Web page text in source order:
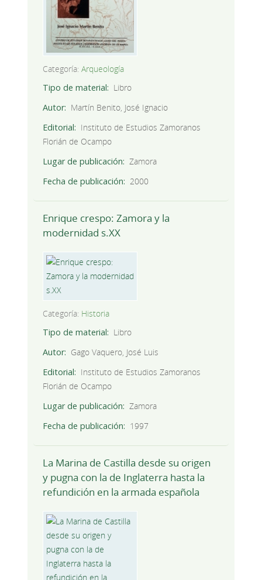
Categoría: Arqueología
Tipo de material
Libro
Autor
Martín Benito, José Ignacio
Editorial
Instituto de Estudios Zamoranos
Florián de Ocampo
Lugar de publicación
Zamora
Fecha de publicación
2000
Enrique crespo: Zamora y la
modernidad s.XX
Categoría: Historia
Tipo de material
Libro
Autor
Gago Vaquero, José Luis
Editorial
Instituto de Estudios Zamoranos
Florián de Ocampo
Lugar de publicación
Zamora
Fecha de publicación
1997
La Marina de Castilla desde su origen
y pugna con la de Inglaterra hasta la
refundición en la armada española